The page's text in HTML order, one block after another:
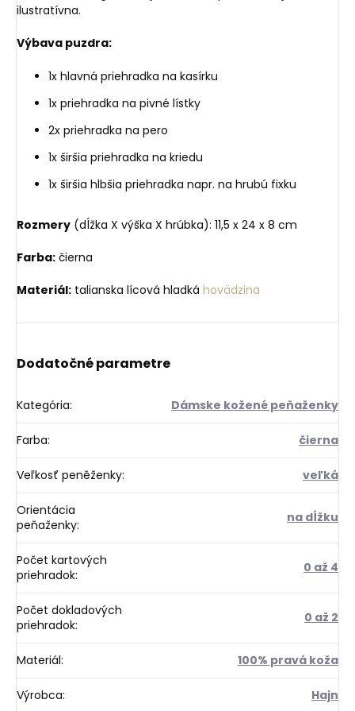
ilustratívna.
Výbava puzdra:
1x hlavná priehradka na kasírku
1x priehradka na pivné lístky
2x priehradka na pero
1x širšia priehradka na kriedu
1x širšia hlbšia priehradka napr. na hrubú fixku
Rozmery (dĺžka X výška X hrúbka): 11,5 x 24 x 8 cm
Farba: čierna
Materiál: talianska lícová hladká hovädzina
Dodatočné parametre
Kategória: Dámske kožené peňaženky
Farba: čierna
Veľkosť peněženky: veľká
Orientácia
peňaženky: na dĺžku
Počet kartových
priehradok: 0 až 4
Počet dokladových
priehradok: 0 až 2
Materiál: 100% pravá koža
Výrobca: Hajn